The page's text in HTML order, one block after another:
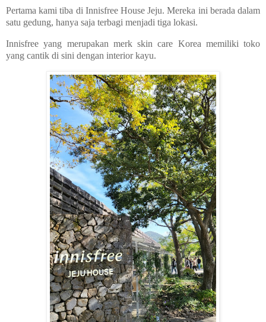
Pertama kami tiba di Innisfree House Jeju. Mereka ini berada dalam
satu gedung, hanya saja terbagi menjadi tiga lokasi.
Innisfree yang merupakan merk skin care Korea memiliki toko
yang cantik di sini dengan interior kayu.